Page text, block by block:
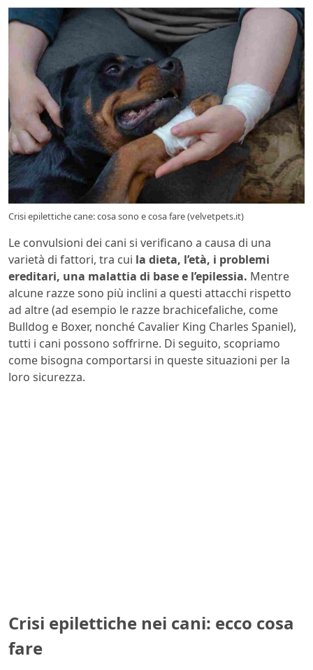
Crisi epilettiche cane: cosa sono e cosa fare (velvetpets.it)
Le convulsioni dei cani si verificano a causa di una
varietà di fattori, tra cui la dieta, l’età, i problemi
ereditari, una malattia di base e l’epilessia. Mentre
alcune razze sono più inclini a questi attacchi rispetto
ad altre (ad esempio le razze brachicefaliche, come
Bulldog e Boxer, nonché Cavalier King Charles Spaniel),
tutti i cani possono soffrirne. Di seguito, scopriamo
come bisogna comportarsi in queste situazioni per la
loro sicurezza.
Crisi epilettiche nei cani: ecco cosa
fare